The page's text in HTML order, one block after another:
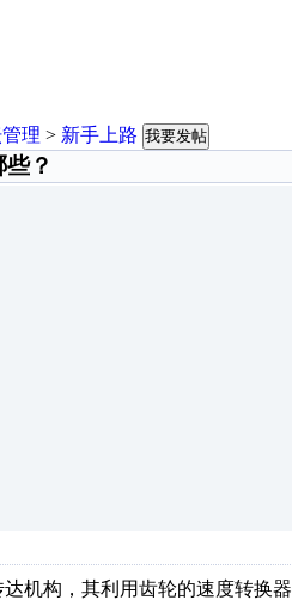
理 > 新手上路 我要发帖
？
机构，其利用齿轮的速度转换